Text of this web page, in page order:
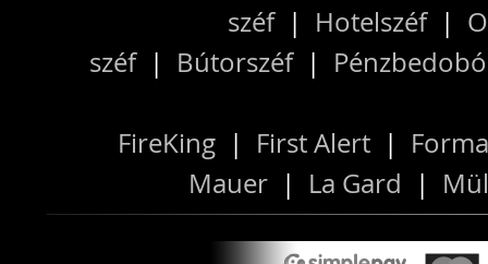
széf| Hotelszéf|
széf| Bútorszéf|
FireKing | First Alert |
Mauer | La Gard |